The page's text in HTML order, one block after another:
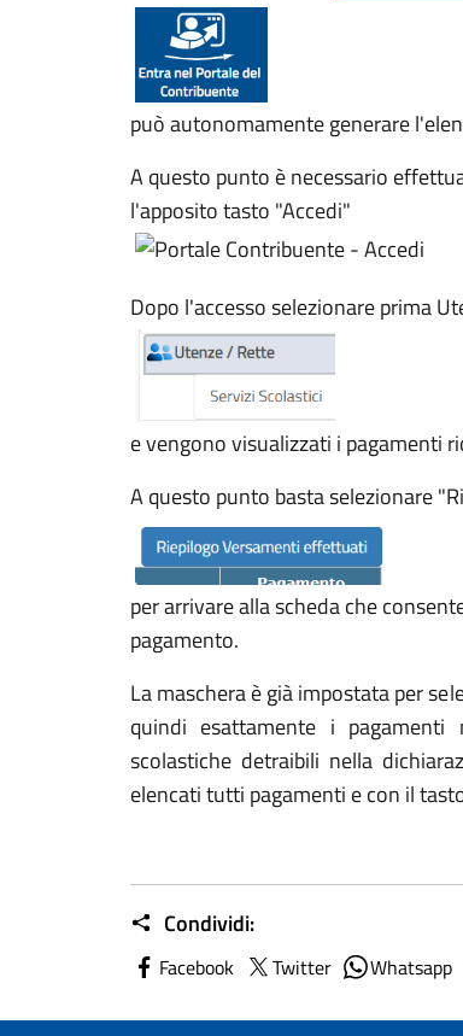
può autonomamente generare
A questo punto è necessario
l'apposito tasto "Accedi"
Dopo l'accesso selezionare prima
e vengono visualizzati i pagamenti
A questo punto basta selezionare
per arrivare alla scheda che
pagamento.
La maschera è già impostata per
quindi esattamente i pagamenti
scolastiche detraibili nella
elencati tutti pagamenti e con il
Condividi:
Facebook Twitter Whatsapp